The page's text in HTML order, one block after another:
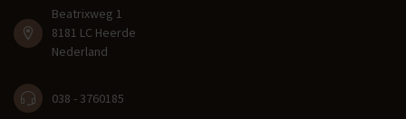
Beatrixweg 1
8181 LC Heerde
Nederland
038 - 3760185